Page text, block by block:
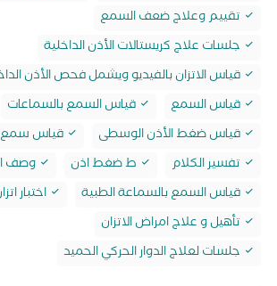
تقييم وعلاج ضعف السمع
جلسات علاج كريستالات الأذن الداخلية
قياس الاتزان بالفيديو ويشمل فحص الأذن
قياس السمع
قياس السمع بالسماعات
قياس ضغط الأذن الوسطى
قياس سمع
تفسير الكلام
ط ضغط اذن
وصف
قياس السمع بالسماعة الطبية
اختبار
تأهيل و علاج امراض الاتزان
جلسات لعلاج الدوار الحركي الحميد